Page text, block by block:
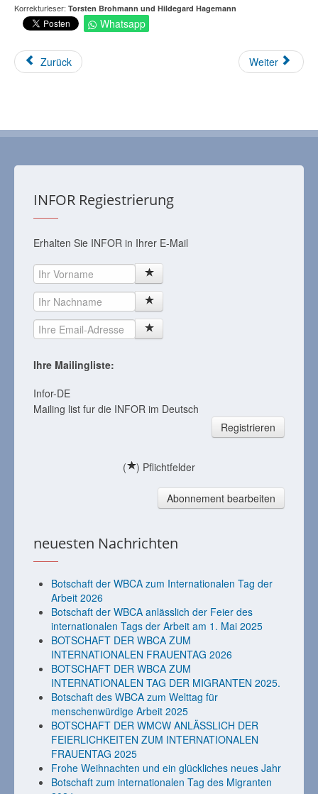
Korrekturleser: Torsten Brohmann und Hildegard Hagemann
Whatsapp
Zurück Weiter
INFOR Regiestrierung
Erhalten Sie INFOR in Ihrer E-Mail
Ihre Mailingliste:
Infor-DE
Mailing list fur die INFOR im Deutsch
Registrieren
( ) Pflichtfelder
Abonnement bearbeiten
neuesten Nachrichten
Botschaft der WBCA zum Internationalen Tag der
Arbeit 2026
Botschaft der WBCA anlässlich der Feier des
internationalen Tags der Arbeit am 1. Mai 2025
BOTSCHAFT DER WBCA ZUM
INTERNATIONALEN FRAUENTAG 2026
BOTSCHAFT DER WBCA ZUM
INTERNATIONALEN TAG DER MIGRANTEN 2025.
Botschaft des WBCA zum Welttag für
menschenwürdige Arbeit 2025
BOTSCHAFT DER WMCW ANLÄSSLICH DER
FEIERLICHKEITEN ZUM INTERNATIONALEN
FRAUENTAG 2025
Frohe Weihnachten und ein glückliches neues Jahr
Botschaft zum internationalen Tag des Migranten